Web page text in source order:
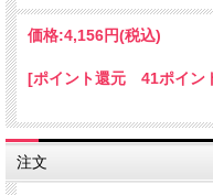
価格:4,156円(税込)
[ポイント還元 41ポイン
注文